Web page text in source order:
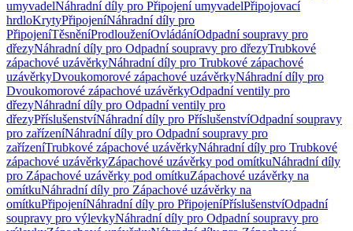
umyvadelNáhradní díly pro Připojení umyvadelPřipojovací
hrdloKrytyPřipojeníNáhradní díly pro
PřipojeníTěsněníProdlouženíOvládáníOdpadní soupravy pro
dřezyNáhradní díly pro Odpadní soupravy pro dřezyTrubkové
zápachové uzávěrkyNáhradní díly pro Trubkové zápachové
uzávěrkyDvoukomorové zápachové uzávěrkyNáhradní díly pro
Dvoukomorové zápachové uzávěrkyOdpadní ventily pro
dřezyNáhradní díly pro Odpadní ventily pro
dřezyPříslušenstvíNáhradní díly pro PříslušenstvíOdpadní soupravy
pro zařízeníNáhradní díly pro Odpadní soupravy pro
zařízeníTrubkové zápachové uzávěrkyNáhradní díly pro Trubkové
zápachové uzávěrkyZápachové uzávěrky pod omítkuNáhradní díly
pro Zápachové uzávěrky pod omítkuZápachové uzávěrky na
omítkuNáhradní díly pro Zápachové uzávěrky na
omítkuPřipojeníNáhradní díly pro PřipojeníPříslušenstvíOdpadní
soupravy pro výlevkyNáhradní díly pro Odpadní soupravy pro